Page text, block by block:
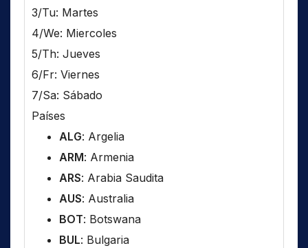
3/Tu: Martes
4/We: Miercoles
5/Th: Jueves
6/Fr: Viernes
7/Sa: Sábado
Países
ALG: Argelia
ARM: Armenia
ARS: Arabia Saudita
AUS: Australia
BOT: Botswana
BUL: Bulgaria